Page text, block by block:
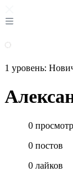
1 уровень:
0
0 постов
0 лайков